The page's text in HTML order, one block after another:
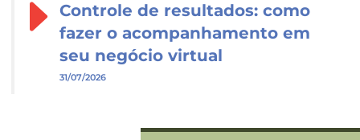
Controle de resultados: como
fazer o acompanhamento em
seu negócio virtual
31/07/2026